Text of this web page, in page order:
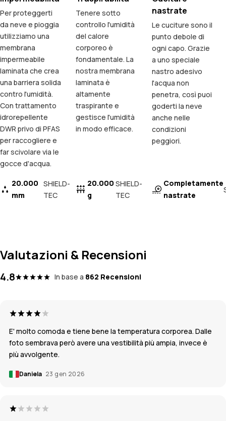
Per proteggerti
da neve e pioggia
utilizziamo una
membrana
impermeabile
laminata che crea
una barriera solida
contro l'umidità.
Con trattamento
idrorepellente
DWR privo di PFAS
per raccogliere e
far scivolare via le
gocce d'acqua.
20.000
mm
SHIELD-
TEC
Tenere sotto
controllo l'umidità
del calore
corporeo è
fondamentale. La
nostra membrana
laminata è
altamente
traspirante e
gestisce l'umidità
in modo efficace.
20.000
g
SHIELD-
TEC
nastrate
Le cuciture sono il
punto debole di
ogni capo. Grazie
a uno speciale
nastro adesivo
l'acqua non
penetra, così puoi
goderti la neve
anche nelle
condizioni
peggiori.
Completamente
nastrate
Valutazioni & Recensioni
4.8 In base a 862 Recensioni
E' molto comoda e tiene bene la temperatura corporea. Dalle
foto sembrava però avere una vestibilità più ampia, invece è
più avvolgente.
Daniela 23 gen 2026